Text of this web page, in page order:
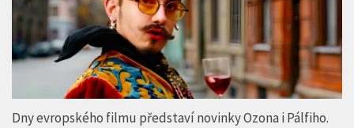
Dny evropského filmu představí novinky Ozona i Pálfiho.